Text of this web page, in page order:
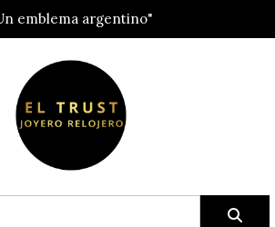
emblema argentino"